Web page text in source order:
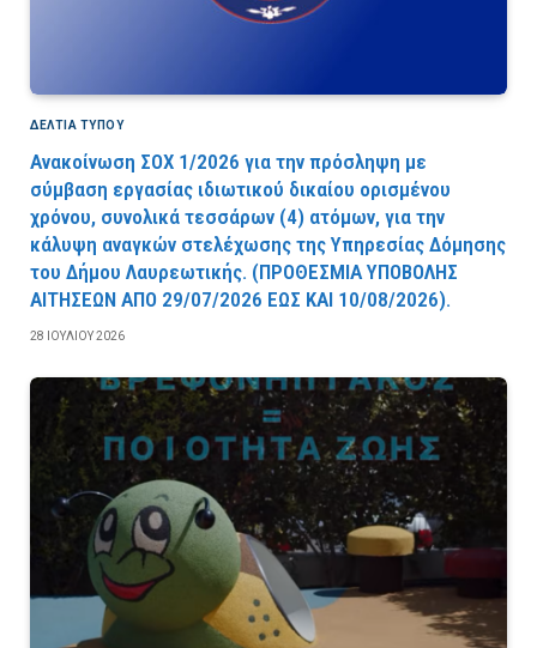
ΔΕΛΤΙΑ ΤΥΠΟΥ
Ανακοίνωση ΣΟΧ 1/2026 για την πρόσληψη με
σύμβαση εργασίας ιδιωτικού δικαίου ορισμένου
χρόνου, συνολικά τεσσάρων (4) ατόμων, για την
κάλυψη αναγκών στελέχωσης της Υπηρεσίας Δόμησης
του Δήμου Λαυρεωτικής. (ΠPOΘEΣMIA YΠOBOΛHΣ
AITHΣEΩN AΠO 29/07/2026 EΩΣ KAI 10/08/2026).
28 ΙΟΥΛΊΟΥ 2026